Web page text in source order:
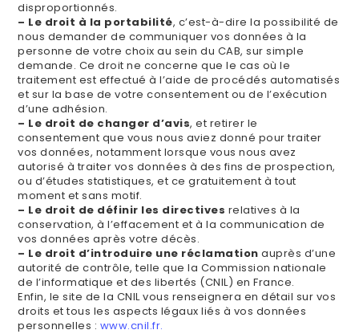
disproportionnés.
– Le droit à la portabilité, c’est-à-dire la possibilité de
nous demander de communiquer vos données à la
personne de votre choix au sein du CAB, sur simple
demande. Ce droit ne concerne que le cas où le
traitement est effectué à l’aide de procédés automatisés
et sur la base de votre consentement ou de l’exécution
d’une adhésion.
– Le droit de changer d’avis, et retirer le
consentement que vous nous aviez donné pour traiter
vos données, notamment lorsque vous nous avez
autorisé à traiter vos données à des fins de prospection,
ou d’études statistiques, et ce gratuitement à tout
moment et sans motif.
– Le droit de définir les directives relatives à la
conservation, à l’effacement et à la communication de
vos données après votre décès.
– Le droit d’introduire une réclamationauprès d’une
autorité de contrôle, telle que la Commission nationale
de l’informatique et des libertés (CNIL) en France.
Enfin, le site de la CNIL vous renseignera en détail sur vos
droits et tous les aspects légaux liés à vos données
personnelles : www.cnil.fr.